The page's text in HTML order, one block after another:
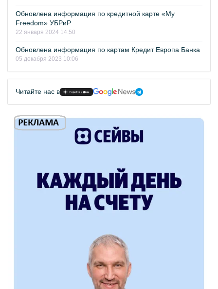
Обновлена информация по кредитной карте «My
Freedom» УБРиР
22 января 2024 14:50
Обновлена информация по картам Кредит Европа Банка
05 декабря 2023 10:06
Читайте нас в